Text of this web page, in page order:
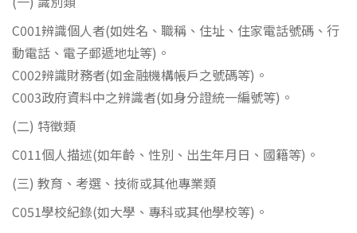
C001辨識個人者(如姓名、職稱、住址、住家電話號碼、行
動電話、電子郵遞地址等)。
C002辨識財務者(如金融機構帳戶之號碼等)。
C003政府資料中之辨識者(如身分證統一編號等)。
(二) 特徵類
C011個人描述(如年齡、性別、出生年月日、國籍等)。
(三) 教育、考選、技術或其他專業類
C051學校紀錄(如大學、專科或其他學校等)。